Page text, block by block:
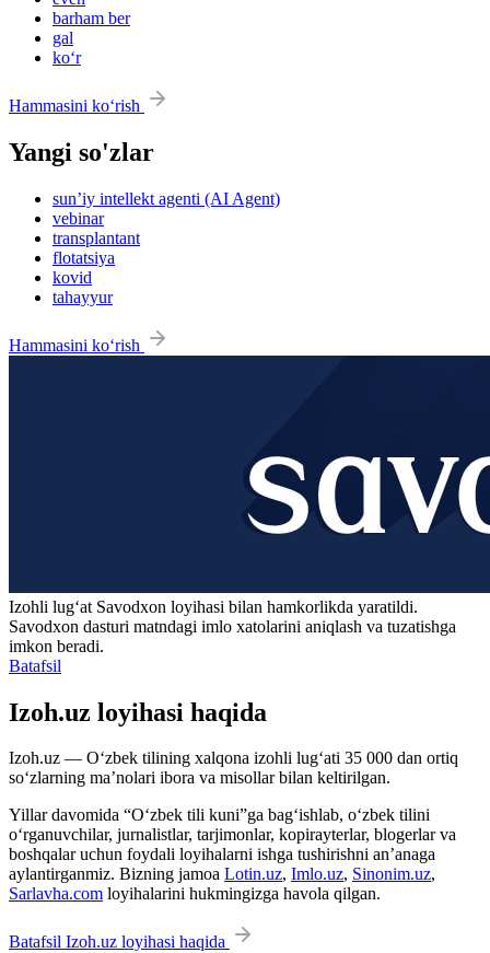
barham ber
gal
ko‘r
Hammasini ko‘rish
Yangi so'zlar
sun’iy intellekt agenti (AI Agent)
vebinar
transplantant
flotatsiya
kovid
tahayyur
Hammasini ko‘rish
Izohli lugʻat Savodxon loyihasi bilan hamkorlikda yaratildi.
Savodxon dasturi matndagi imlo xatolarini aniqlash va tuzatishga
imkon beradi.
Batafsil
Izoh.uz loyihasi haqida
Izoh.uz — O‘zbek tilining xalqona izohli lug‘ati 35 000 dan ortiq
so‘zlarning ma’nolari ibora va misollar bilan keltirilgan.
Yillar davomida “O‘zbek tili kuni”ga bag‘ishlab, o‘zbek tilini
o‘rganuvchilar, jurnalistlar, tarjimonlar, kopirayterlar, blogerlar va
boshqalar uchun foydali loyihalarni ishga tushirishni an’anaga
aylantirganmiz. Bizning jamoa Lotin.uz, Imlo.uz, Sinonim.uz,
Sarlavha.com loyihalarini hukmingizga havola qilgan.
Batafsil Izoh.uz loyihasi haqida